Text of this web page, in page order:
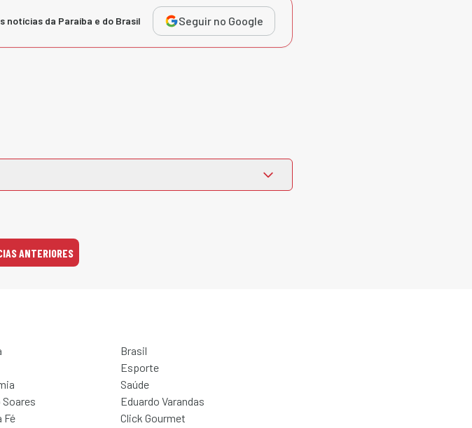
notícias da Paraíba e do Brasil Seguir no Google
ANTERIORES
Brasil
Esporte
Saúde
Eduardo Varandas
Fé Click Gourmet